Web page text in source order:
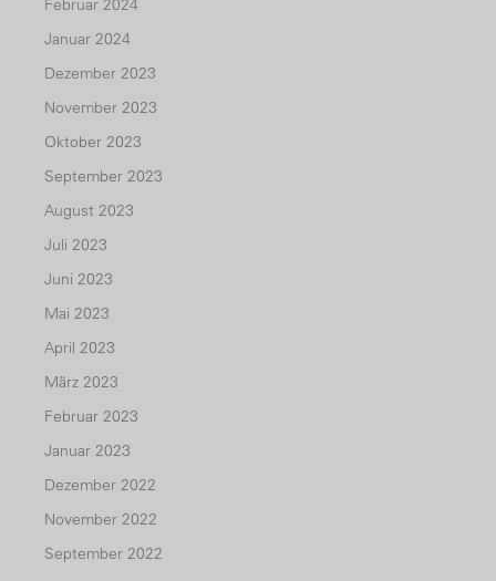
Februar 2024
Januar 2024
Dezember 2023
November 2023
Oktober 2023
September 2023
August 2023
Juli 2023
Juni 2023
Mai 2023
April 2023
März 2023
Februar 2023
Januar 2023
Dezember 2022
November 2022
September 2022